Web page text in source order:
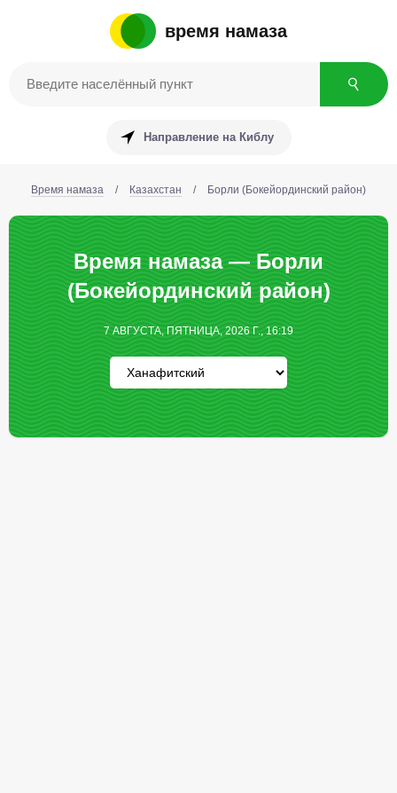
время намаза
Направление на Киблу
Время намаза / Казахстан / Борли (Бокейординский район)
Время намаза — Борли
(Бокейординский район)
7 АВГУСТА, ПЯТНИЦА, 2026 Г., 16:19